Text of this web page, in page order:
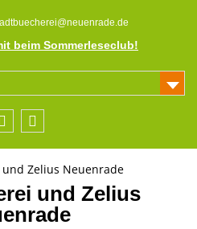
beim Sommerleseclub!
und Zelius